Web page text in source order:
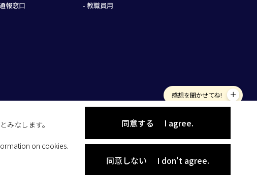
なします。
on cookies.
同意する I agree.
同意しない I don't agree.
感想を聞かせてね!
報窓口
- 教職員用